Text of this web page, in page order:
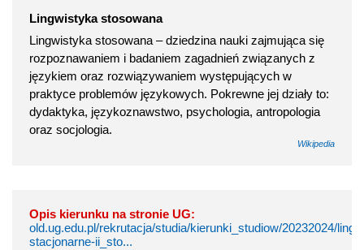
Lingwistyka stosowana
Lingwistyka stosowana – dziedzina nauki zajmująca się
rozpoznawaniem i badaniem zagadnień związanych z
językiem oraz rozwiązywaniem występujących w
praktyce problemów językowych. Pokrewne jej działy to:
dydaktyka, językoznawstwo, psychologia, antropologia
oraz socjologia.
Wikipedia
Opis kierunku na stronie UG:
old.ug.edu.pl/rekrutacja/studia/kierunki_studiow/20232024/
stacjonarne-ii_sto...